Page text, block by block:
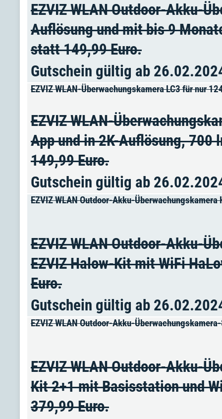
EZVIZ WLAN Outdoor-Akku-
Auflösung und mit bis 9
statt 149,99 Euro.
Gutschein gültig ab
EZVIZ WLAN-Überwachungskamera LC3 für nur
EZVIZ WLAN-
App und in 2K-Auflösung,
149,99 Euro.
Gutschein gültig ab
EZVIZ WLAN Outdoor-Akku-
EZVIZ WLAN Outdoor-Akku-
EZVIZ Halow-Kit mit WiFi
Euro.
Gutschein gültig ab
EZVIZ WLAN Outdoor-Akku-
EZVIZ WLAN Outdoor-Akku-
Kit 2+1 mit Basisstation und
379,99 Euro.